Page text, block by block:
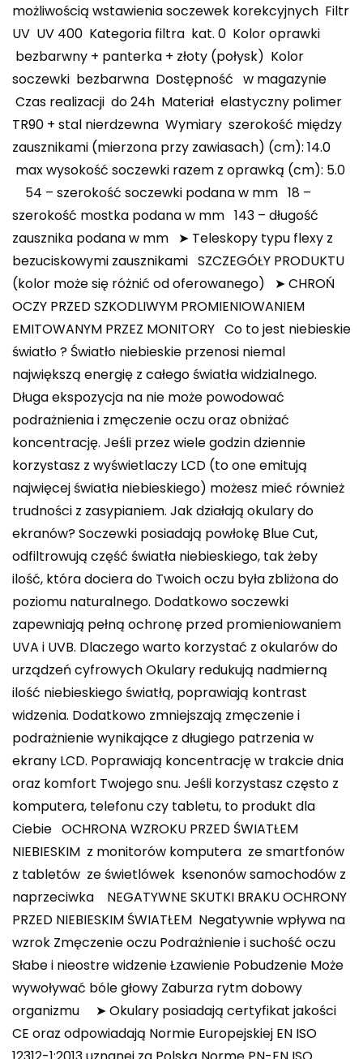
możliwością wstawienia soczewek korekcyjnych Filtr
UV UV 400 Kategoria filtra kat. 0 Kolor oprawki
bezbarwny + panterka + złoty (połysk) Kolor
soczewki bezbarwna Dostępność w magazynie
Czas realizacji do 24h Materiał elastyczny polimer
TR90 + stal nierdzewna Wymiary szerokość między
zausznikami (mierzona przy zawiasach) (cm): 14.0
max wysokość soczewki razem z oprawką (cm): 5.0
54 – szerokość soczewki podana w mm 18 –
szerokość mostka podana w mm 143 – długość
zausznika podana w mm ➤ Teleskopy typu flexy z
bezuciskowymi zausznikami SZCZEGÓŁY PRODUKTU
(kolor może się różnić od oferowanego) ➤ CHROŃ
OCZY PRZED SZKODLIWYM PROMIENIOWANIEM
EMITOWANYM PRZEZ MONITORY Co to jest niebieskie
światło ? Światło niebieskie przenosi niemal
największą energię z całego światła widzialnego.
Długa ekspozycja na nie może powodować
podrażnienia i zmęczenie oczu oraz obniżać
koncentrację. Jeśli przez wiele godzin dziennie
korzystasz z wyświetlaczy LCD (to one emitują
najwięcej światła niebieskiego) możesz mieć również
trudności z zasypianiem. Jak działają okulary do
ekranów? Soczewki posiadają powłokę Blue Cut,
odfiltrowują część światła niebieskiego, tak żeby
ilość, która dociera do Twoich oczu była zbliżona do
poziomu naturalnego. Dodatkowo soczewki
zapewniają pełną ochronę przed promieniowaniem
UVA i UVB. Dlaczego warto korzystać z okularów do
urządzeń cyfrowych Okulary redukują nadmierną
ilość niebieskiego światłą, poprawiają kontrast
widzenia. Dodatkowo zmniejszają zmęczenie i
podrażnienie wynikające z długiego patrzenia w
ekrany LCD. Poprawiają koncentrację w trakcie dnia
oraz komfort Twojego snu. Jeśli korzystasz często z
komputera, telefonu czy tabletu, to produkt dla
Ciebie OCHRONA WZROKU PRZED ŚWIATŁEM
NIEBIESKIM ️ z monitorów komputera ️ ze smartfonów
️z tabletów ️ ze świetlówek ️ ksenonów samochodów z
naprzeciwka ️ NEGATYWNE SKUTKI BRAKU OCHRONY
PRZED NIEBIESKIM ŚWIATŁEM ️ Negatywnie wpływa na
wzrok Zmęczenie oczu Podrażnienie i suchość oczu
Słabe i nieostre widzenie Łzawienie Pobudzenie Może
wywoływać bóle głowy Zaburza rytm dobowy
organizmu ➤ Okulary posiadają certyfikat jakości
CE oraz odpowiadają Normie Europejskiej EN ISO